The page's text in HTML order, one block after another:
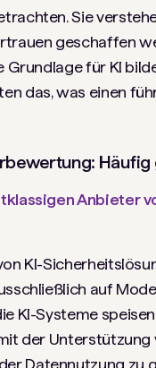
Sie
geschaffen
Grundlage für KI
das, was einen
Häufig
Anbieter
KI-
auf
KI-Systeme
der
Datennutzung